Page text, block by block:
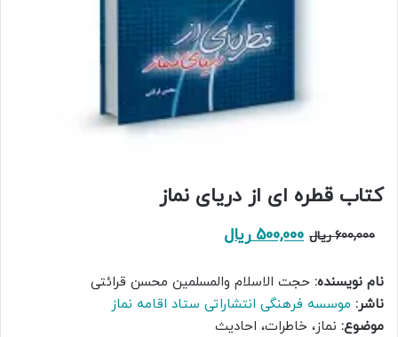
کتاب قطره ای از دریای نماز
600,000 ریال قیمت
600,000 ریال
بود.
500,000 ریال
500,000 ریال.
نام نویسنده: حجت الاسلام والمسلمین محسن قرائتی
ناشر: موسسه فرهنگی انتشاراتی ستاد اقامه نماز
موضوع: نماز، خاطرات، احادیث